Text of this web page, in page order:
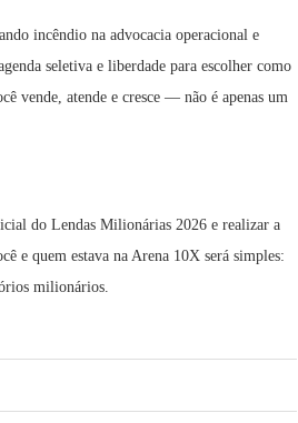
incêndio na advocacia operacional e
seletiva e liberdade para escolher como
vende, atende e cresce — não é apenas um
do Lendas Milionárias 2026 e realizar a
e quem estava na Arena 10X será simples:
milionários.